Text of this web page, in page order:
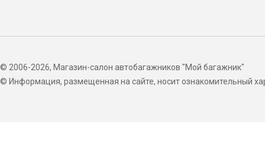
© 2006-2026, Магазин-салон автобагажников "Мой багажник"
© Информация, размещенная на сайте, носит ознакомительный